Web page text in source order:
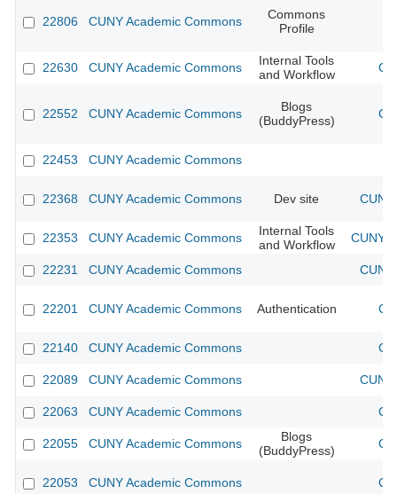
22806 CUNY Academic Commons
Commons
Profile
22630 CUNY Academic Commons
Internal Tools
and Workflow
22552 CUNY Academic Commons
Blogs
(BuddyPress)
22453 CUNY Academic Commons
22368 CUNY Academic Commons Dev site
22353 CUNY Academic Commons
Internal Tools
and Workflow
CUNY
22231 CUNY Academic Commons
22201 CUNY Academic Commons Authentication
22140 CUNY Academic Commons
22089 CUNY Academic Commons
22063 CUNY Academic Commons
22055 CUNY Academic Commons
Blogs
(BuddyPress)
22053 CUNY Academic Commons